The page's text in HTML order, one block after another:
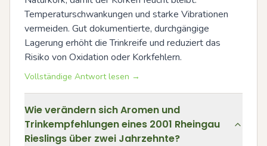
Temperaturschwankungen und starke Vibrationen
vermeiden. Gut dokumentierte, durchgängige
Lagerung erhöht die Trinkreife und reduziert das
Risiko von Oxidation oder Korkfehlern.
Vollständige Antwort lesen →
Wie verändern sich Aromen und
Trinkempfehlungen eines 2001 Rheingau
Rieslings über zwei Jahrzehnte?